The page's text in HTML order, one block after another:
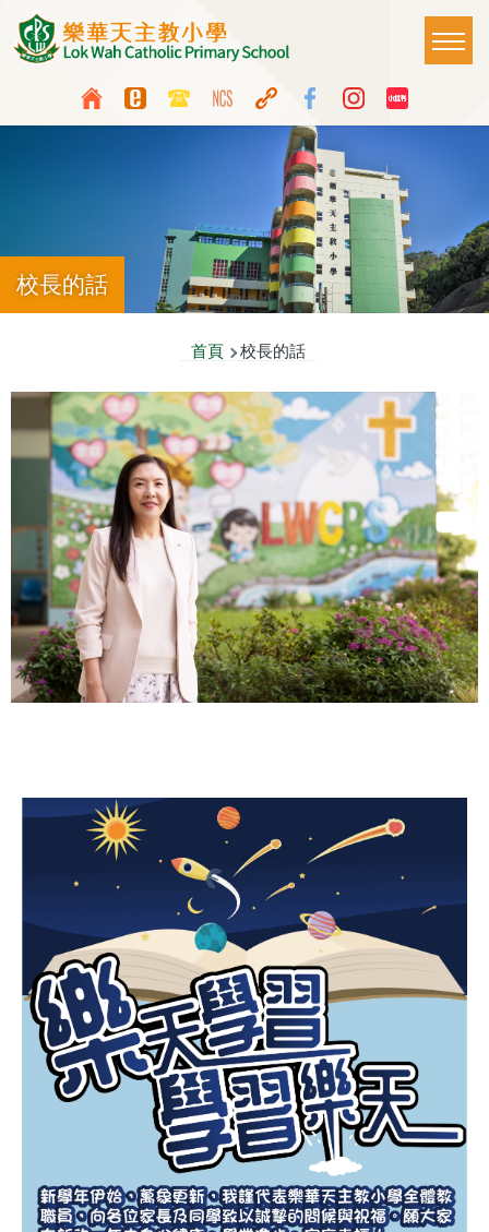
移至主內容
Top
Media
Button
Language
switcher
Main
校長的話
航
連
結
首頁 校長的話